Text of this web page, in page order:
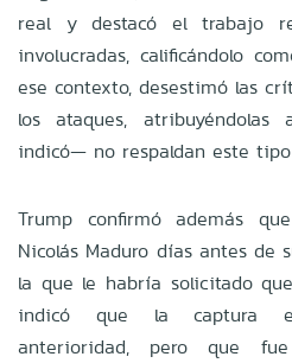
real y destacó el trabajo
involucradas, calificándolo
ese contexto, desestimó las
los ataques,
indicó— no respaldan este
Trump confirmó además
Nicolás Maduro días antes de
la que le habría solicitado
indicó que la captura
anterioridad, pero que